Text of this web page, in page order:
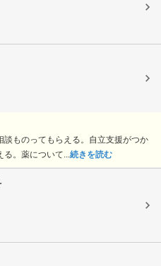
ものってもらえる。自立支援がつか
。薬について... 続きを読む